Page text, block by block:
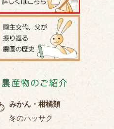
みかん・柑橘類
冬のハッサク